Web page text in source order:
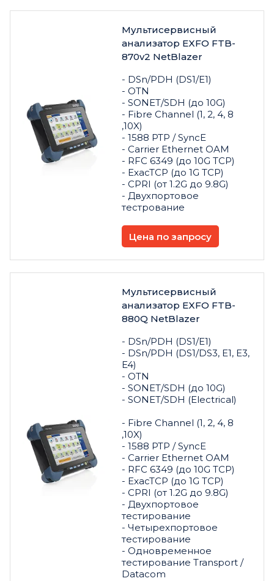
Мультисервисный
анализатор EXFO FTB-
870v2 NetBlazer
- DSn/PDH (DS1/E1)
- OTN
- SONET/SDH (до 10G)
- Fibre Channel (1, 2, 4, 8
,10X)
- 1588 PTP / SyncE
- Carrier Ethernet OAM
- RFC 6349 (до 10G TCP)
- ExacTCP (до 1G TCP)
- CPRI (от 1.2G до 9.8G)
- Двухпортовое
тестрование
Цена по запросу
Мультисервисный
анализатор EXFO FTB-
880Q NetBlazer
- DSn/PDH (DS1/E1)
- DSn/PDH (DS1/DS3, E1, E3,
E4)
- OTN
- SONET/SDH (до 10G)
- SONET/SDH (Electrical)
- Fibre Channel (1, 2, 4, 8
,10X)
- 1588 PTP / SyncE
- Carrier Ethernet OAM
- RFC 6349 (до 10G TCP)
- ExacTCP (до 1G TCP)
- CPRI (от 1.2G до 9.8G)
- Двухпортовое
тестирование
- Четырехпортовое
тестирование
- Одновременное
тестирование Transport /
Datacom